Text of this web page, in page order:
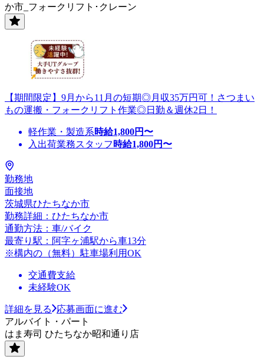
か市_フォークリフト･クレーン
【期間限定】9月から11月の短期◎月収35万円可！さつまい
もの運搬・フォークリフト作業◎日勤＆週休2日！
軽作業・製造系時給1,800円〜
入出荷業務スタッフ 時給1,800円〜
勤務地
面接地
茨城県ひたちなか市
勤務詳細：ひたちなか市
通勤方法：車/バイク
最寄り駅：阿字ヶ浦駅から車13分
※構内の（無料）駐車場利用OK
交通費支給
未経験OK
詳細を見る
応募画面に進む
アルバイト・パート
はま寿司 ひたちなか昭和通り店